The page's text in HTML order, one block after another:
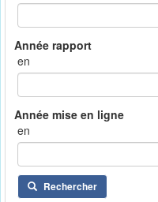
en
en
Rechercher